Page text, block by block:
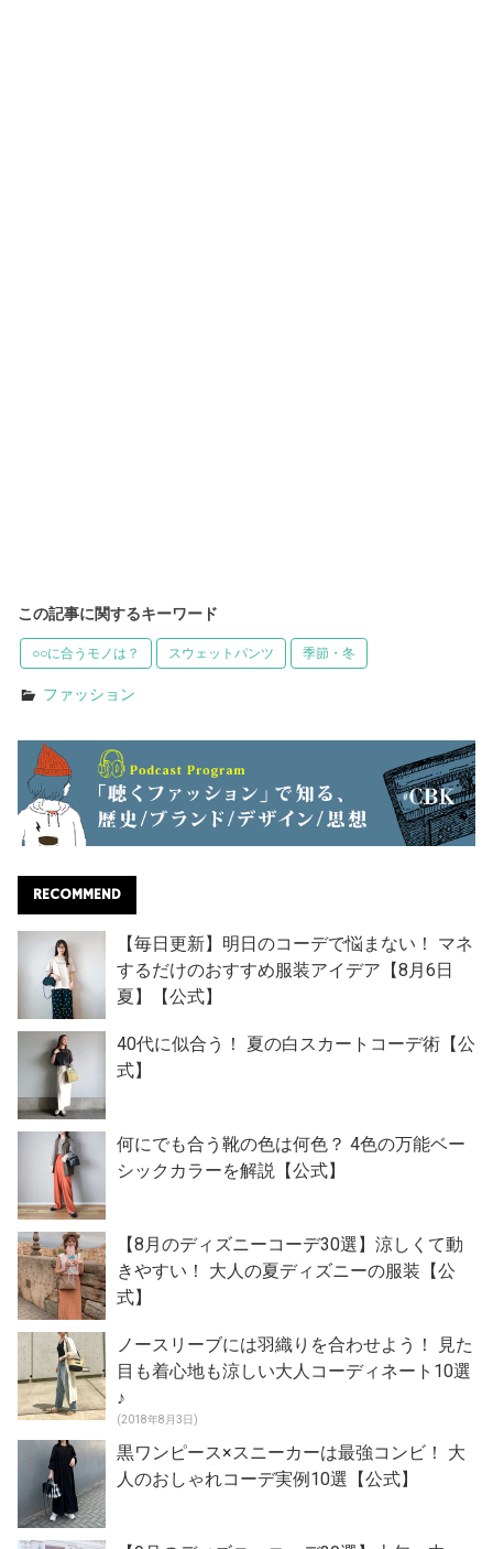
この記事に関するキーワード
○○に合うモノは？ スウェットパンツ 季節・冬
ファッション
RECOMMEND
【毎日更新】明日のコーデで悩まない！ マネ
するだけのおすすめ服装アイデア【8月6日
夏】【公式】
40代に似合う！ 夏の白スカートコーデ術【公
式】
何にでも合う靴の色は何色？ 4色の万能ベー
シックカラーを解説【公式】
【8月のディズニーコーデ30選】涼しくて動
きやすい！ 大人の夏ディズニーの服装【公
式】
ノースリーブには羽織りを合わせよう！ 見た
目も着心地も涼しい大人コーディネート10選
♪
(2018年8月3日)
黒ワンピース×スニーカーは最強コンビ！ 大
人のおしゃれコーデ実例10選【公式】